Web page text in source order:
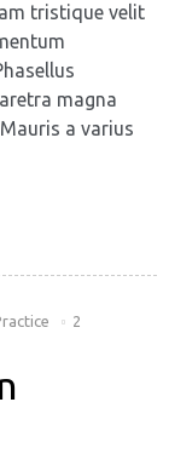
tristique velit
magna
a varius
2